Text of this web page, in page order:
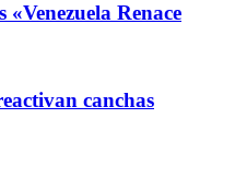
Renace
canchas